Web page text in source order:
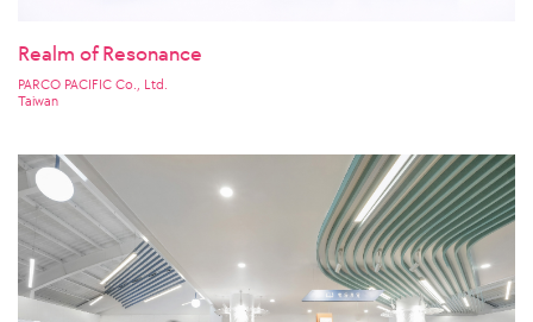
Realm of Resonance
PARCO PACIFIC Co., Ltd.
Taiwan